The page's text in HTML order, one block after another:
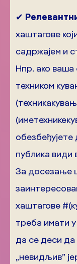
✔
хаштагове
садржајем и
Нпр. ако ваша
техником
публика види
За досезање
хаштагове
треба имати
да се деси
„невидљив”